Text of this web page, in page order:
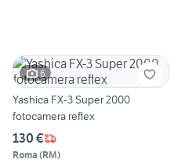
6
Yashica FX-3 Super 2000
fotocamera reflex
130 €
Roma (RM)